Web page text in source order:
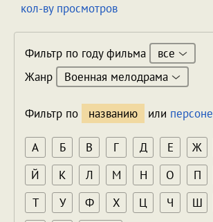
кол-ву просмотров
Фильтр по году фильма
все
Жанр
Военная мелодрама
Фильтр по названию или персоне
А Б В Г Д Е Ж
Й
К Л М Н О П
Т
У Ф Х Ц Ч Ш